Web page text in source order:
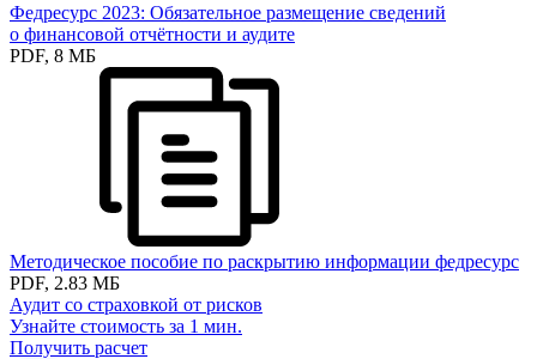
Федресурс 2023: Обязательное размещение сведений
о финансовой отчётности и аудите
PDF, 8 МБ
Методическое пособие по раскрытию информации федресурс
PDF, 2.83 МБ
Аудит со страховкой от рисков
Узнайте стоимость за 1 мин.
Получить расчет